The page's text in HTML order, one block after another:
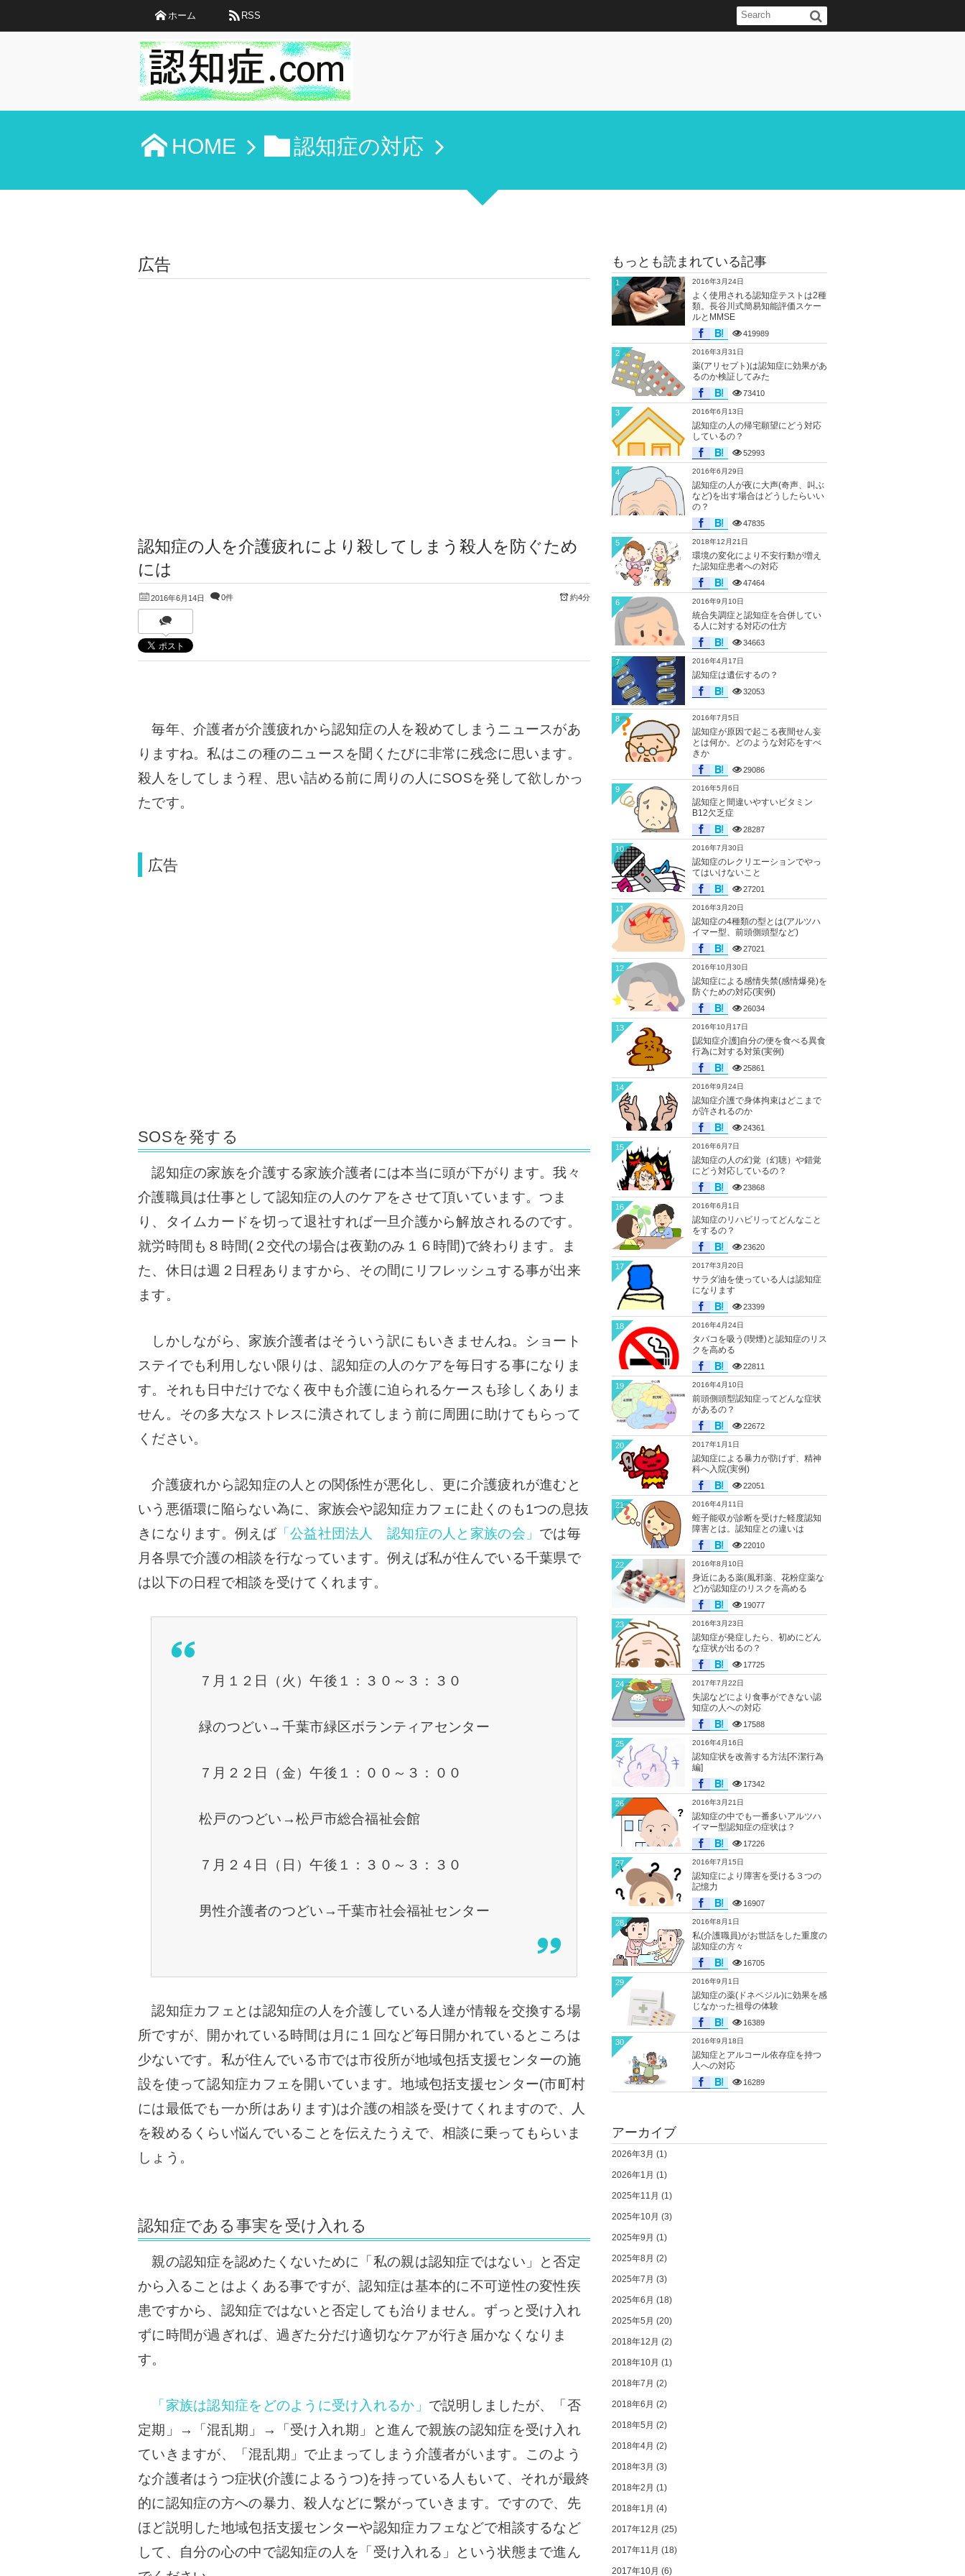
ホーム RSS
HOME 認知症の対応
広告
認知症の人を介護疲れにより殺してしまう殺人を防ぐため
には
2016年6月14日 0件 約4分
毎年、介護者が介護疲れから認知症の人を殺めてしまうニュースがあ
りますね。私はこの種のニュースを聞くたびに非常に残念に思います。
殺人をしてしまう程、思い詰める前に周りの人にSOSを発して欲しかっ
たです。
広告
SOSを発する
認知症の家族を介護する家族介護者には本当に頭が下がります。我々
介護職員は仕事として認知症の人のケアをさせて頂いています。つま
り、タイムカードを切って退社すれば一旦介護から解放されるのです。
就労時間も８時間(２交代の場合は夜勤のみ１６時間)で終わります。ま
た、休日は週２日程ありますから、その間にリフレッシュする事が出来
ます。
しかしながら、家族介護者はそういう訳にもいきませんね。ショート
ステイでも利用しない限りは、認知症の人のケアを毎日する事になりま
す。それも日中だけでなく夜中も介護に迫られるケースも珍しくありま
せん。その多大なストレスに潰されてしまう前に周囲に助けてもらって
ください。
介護疲れから認知症の人との関係性が悪化し、更に介護疲れが進むと
いう悪循環に陥らない為に、 家族会や認知症カフェ に赴くのも1つの息抜
きになります。例えば「公益社団法人 認知症の人と家族の会」 では毎
月各県で介護の相談を行なっています。例えば私が住んでいる千葉県で
は以下の日程で相談を受けてくれます。
７月１２日（火）午後１：３０～３：３０
緑のつどい→千葉市緑区ボランティアセンター
７月２２日（金）午後１：００～３：００
松戸のつどい→松戸市総合福祉会館
７月２４日（日）午後１：３０～３：３０
男性介護者のつどい→千葉市社会福祉センター
認知症カフェとは認知症の人を介護している人達が情報を交換する場
所ですが、開かれている時間は月に１回など毎日開かれているところは
少ないです。 私が住んでいる市では市役所が地域包括支援センターの施
設を使って認知症カフェを開いています。地域包括支援センター(市町村
には最低でも一か所はあります)は介護の相談を受けてくれますので、人
を殺めるくらい悩んでいることを伝えたうえで、相談に乗ってもらいま
しょう。
認知症である事実を受け入れる
親の認知症を認めたくないために「私の親は認知症ではない」と否定
から入ることはよくある事ですが、認知症は基本的に不可逆性の変性疾
患ですから、認知症ではないと否定しても治りません。ずっと受け入れ
ずに時間が過ぎれば、過ぎた分だけ適切なケアが行き届かなくなりま
す。
「家族は認知症をどのように受け入れるか」 で説明しましたが、「否
定期」→「混乱期」→「受け入れ期」と進んで親族の認知症を受け入れ
ていきますが、「混乱期」で止まってしまう介護者がいます。
このよう
な介護者はうつ症状(介護によるうつ)を持っている人もいて、それが最終
的に認知症の方への暴力、殺人などに繋がっていきます。 ですので、先
ほど説明した地域包括支援センターや認知症カフェなどで相談するなど
して、自分の心の中で認知症の人を「受け入れる」という状態まで進ん
もっとも読まれている記事
2016年3月24日
よく使用される認知症テストは2種
類。長谷川式簡易知能評価スケー
ルとMMSE
419989
1
2016年3月31日
薬(アリセプト)は認知症に効果があ
るのか検証してみた
73410
2
2016年6月13日
認知症の人の帰宅願望にどう対応
しているの？
52993
3
2016年6月29日
認知症の人が夜に大声(奇声、叫ぶ
など)を出す場合はどうしたらいい
の？
47835
4
2018年12月21日
環境の変化により不安行動が増え
た認知症患者への対応
47464
5
2016年9月10日
統合失調症と認知症を合併してい
る人に対する対応の仕方
34663
6
2016年4月17日
認知症は遺伝するの？
32053
7
2016年7月5日
認知症が原因で起こる夜間せん妄
とは何か。どのような対応をすべ
きか
29086
8
2016年5月6日
認知症と間違いやすいビタミン
B12欠乏症
28287
9
2016年7月30日
認知症のレクリエーションでやっ
てはいけないこと
27201
10
2016年3月20日
認知症の4種類の型とは(アルツハ
イマー型、前頭側頭型など)
27021
11
2016年10月30日
認知症による感情失禁(感情爆発)を
防ぐための対応(実例)
26034
12
2016年10月17日
[認知症介護]自分の便を食べる異食
行為に対する対策(実例)
25861
13
2016年9月24日
認知症介護で身体拘束はどこまで
が許されるのか
24361
14
2016年6月7日
認知症の人の幻覚（幻聴）や錯覚
にどう対応しているの？
23868
15
2016年6月1日
認知症のリハビリってどんなこと
をするの？
23620
16
2017年3月20日
サラダ油を使っている人は認知症
になります
23399
17
2016年4月24日
タバコを吸う(喫煙)と認知症のリス
クを高める
22811
18
2016年4月10日
前頭側頭型認知症ってどんな症状
があるの？
22672
19
2017年1月1日
認知症による暴力が防げず、精神
科へ入院(実例)
22051
20
2016年4月11日
蛭子能収が診断を受けた軽度認知
障害とは。認知症との違いは
22010
21
2016年8月10日
身近にある薬(風邪薬、花粉症薬な
ど)が認知症のリスクを高める
19077
22
2016年3月23日
認知症が発症したら、初めにどん
な症状が出るの？
17725
23
2017年7月22日
失認などにより食事ができない認
知症の人への対応
17588
24
2016年4月16日
認知症状を改善する方法[不潔行為
編]
17342
25
2016年3月21日
認知症の中でも一番多いアルツハ
イマー型認知症の症状は？
17226
26
2016年7月15日
認知症により障害を受ける３つの
記憶力
16907
27
2016年8月1日
私(介護職員)がお世話をした重度の
認知症の方々
16705
28
2016年9月1日
認知症の薬(ドネペジル)に効果を感
じなかった祖母の体験
16389
29
2016年9月18日
認知症とアルコール依存症を持つ
人への対応
16289
30
アーカイブ
2026年3月 (1)
2026年1月 (1)
2025年11月 (1)
2025年10月 (3)
2025年9月 (1)
2025年8月 (2)
2025年7月 (3)
2025年6月 (18)
2025年5月 (20)
2018年12月 (2)
2018年10月 (1)
2018年7月 (2)
2018年6月 (2)
2018年5月 (2)
2018年4月 (2)
2018年3月 (3)
2018年2月 (1)
2018年1月 (4)
2017年12月 (25)
2017年11月 (18)
2017年10月 (6)